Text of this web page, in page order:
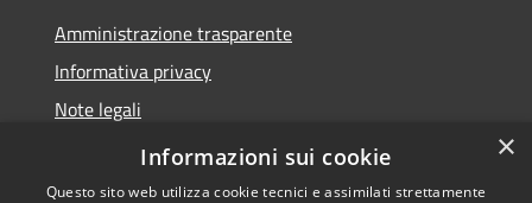
Amministrazione trasparente
Informativa privacy
Note legali
Dichiarazione di accessibilità
×
Informazioni sui cookie
Questo sito web utilizza cookie tecnici e assimilati strettamente